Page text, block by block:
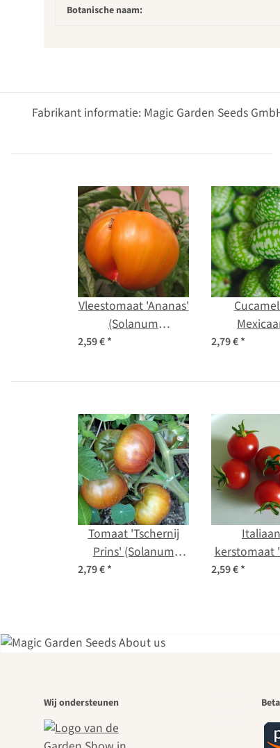
Botanische naam:
Fabrikant informatie: Magic Garden Seeds
Vleestomaat 'Ananas'
(Solanum
lycopersicum) zaad
2,59 €* 2,79 €*
Tomaat 'Tschernij
Prins' (Solanum
lycopersicum) bio
2,79 €*
kerstomaat
2,59 €*
Wij ondersteunen